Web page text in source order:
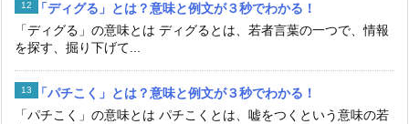
「ディグる」とは？意味と例文が３秒でわかる！
「ディグる」の意味とは ディグるとは、若者言葉の一つで、情報
を探す、掘り下げて...
「パチこく」とは？意味と例文が３秒でわかる！
「パチこく」の意味とは パチこくとは、嘘をつくという意味の若